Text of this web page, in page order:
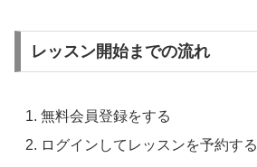
レッスン開始までの流れ
無料会員登録をする
ログインしてレッスンを予約する